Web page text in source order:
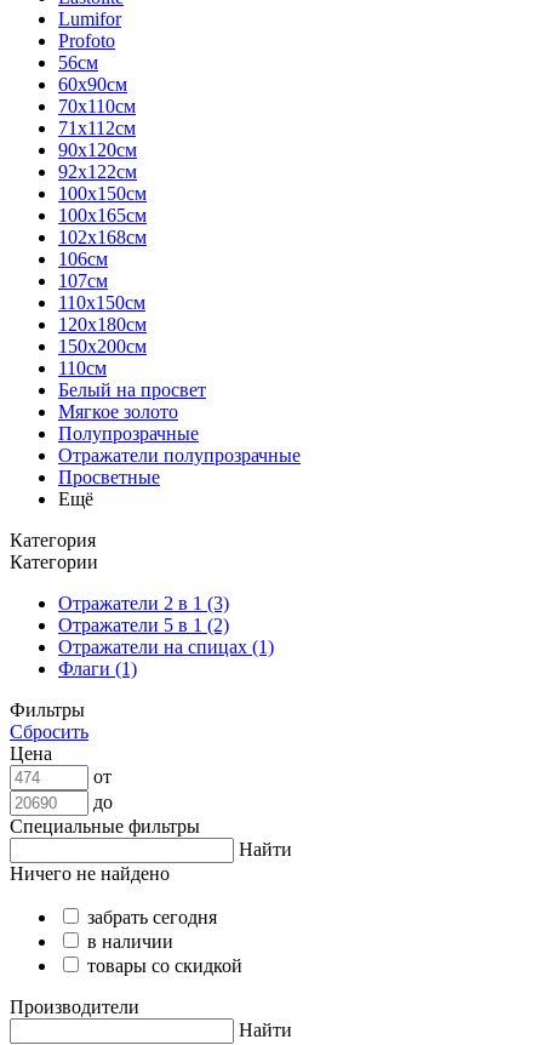
Lumifor
Profoto
56см
60х90см
70х110см
71х112см
90х120см
92х122см
100х150см
100х165см
102х168см
106см
107см
110х150см
120х180см
150х200см
110см
Белый на просвет
Мягкое золото
Полупрозрачные
Отражатели полупрозрачные
Просветные
Ещё
Категория
Категории
Отражатели 2 в 1 (3)
Отражатели 5 в 1 (2)
Отражатели на спицах (1)
Флаги (1)
Фильтры
Сбросить
Цена
от
до
Специальные фильтры
Найти
Ничего не найдено
забрать сегодня
в наличии
товары со скидкой
Производители
Найти